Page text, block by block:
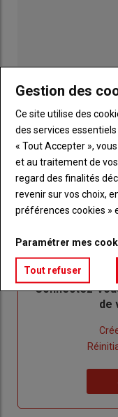
titre
TITRE
Body
Connectez-
de
de
me
Gestion des
Ce site utilise des
des services
« Tout Accepter »,
et au traitement de
regard des finalités
revenir sur vos choix,
préférences cookies »
Paramétrer mes
Tout refuser